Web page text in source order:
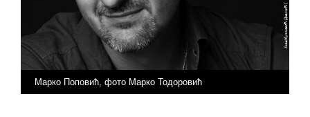
Марко Поповић, фото Марко Тодоровић